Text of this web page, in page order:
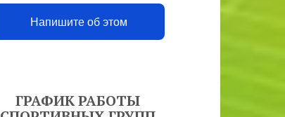
Напишите об этом
ГРАФИК РАБОТЫ